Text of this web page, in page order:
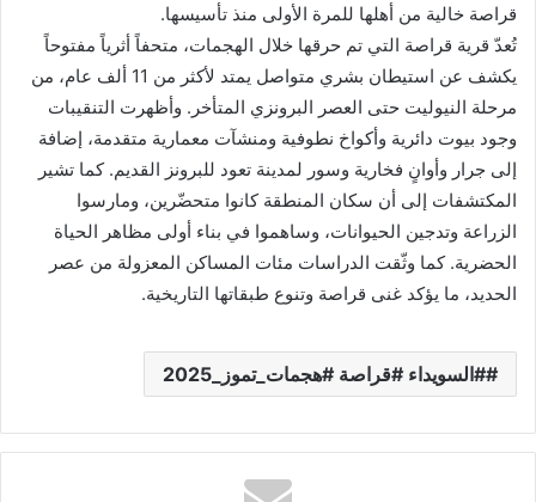
قراصة خالية من أهلها للمرة الأولى منذ تأسيسها.
تُعدّ قرية قراصة التي تم حرقها خلال الهجمات، متحفاً أثرياً مفتوحاً
يكشف عن استيطان بشري متواصل يمتد لأكثر من 11 ألف عام، من
مرحلة النيوليت حتى العصر البرونزي المتأخر. وأظهرت التنقيبات
وجود بيوت دائرية وأكواخ نطوفية ومنشآت معمارية متقدمة، إضافة
إلى جرار وأوانٍ فخارية وسور لمدينة تعود للبرونز القديم. كما تشير
المكتشفات إلى أن سكان المنطقة كانوا متحضّرين، ومارسوا
الزراعة وتدجين الحيوانات، وساهموا في بناء أولى مظاهر الحياة
الحضرية. كما وثّقت الدراسات مئات المساكن المعزولة من عصر
الحديد، ما يؤكد غنى قراصة وتنوع طبقاتها التاريخية.
#السويداء #قراصة #هجمات_تموز_2025